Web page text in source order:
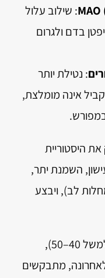
: שילוב עלול
בדם ולגרום
: נטילת יותר
אינה מומלצת,
היסטוריית
השמנת יתר,
לב), ויבצע
: גם אנשים מעל גיל מסוים (למשל 40–50),
מתבקשים